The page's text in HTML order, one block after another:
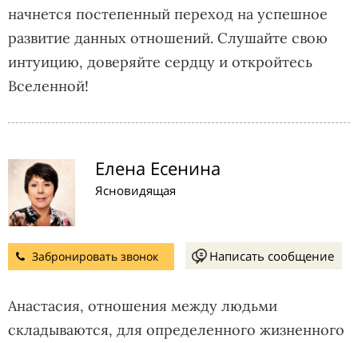
начнется постепенный переход на успешное
развитие данных отношений. Слушайте свою
интуицию, доверяйте сердцу и откройтесь
Вселенной!
Елена Есенина
Ясновидящая
Забронировать звонок Написать сообщение
Анастасия, отношения между людьми
складываются, для определенного жизненного